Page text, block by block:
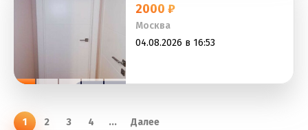
2000 ₽
Москва
04.08.2026 в 16:53
1 2 3 4 ... Далее